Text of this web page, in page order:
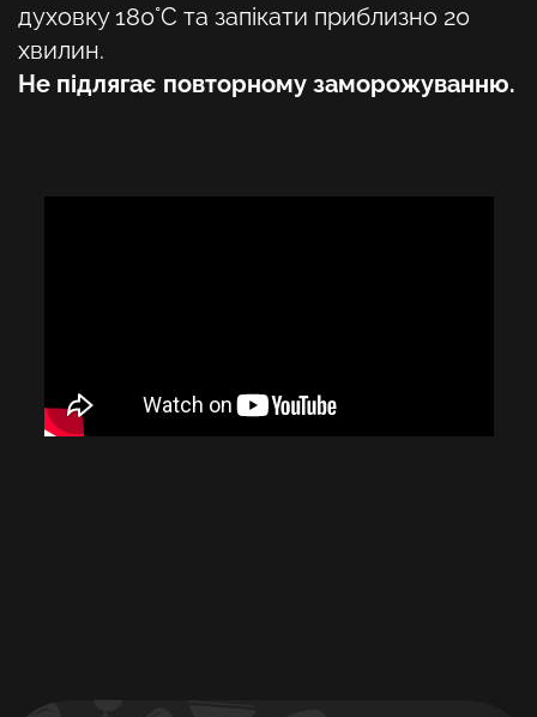
духовку 180°C та запікати приблизно 20
хвилин.
Не підлягає повторному заморожуванню.